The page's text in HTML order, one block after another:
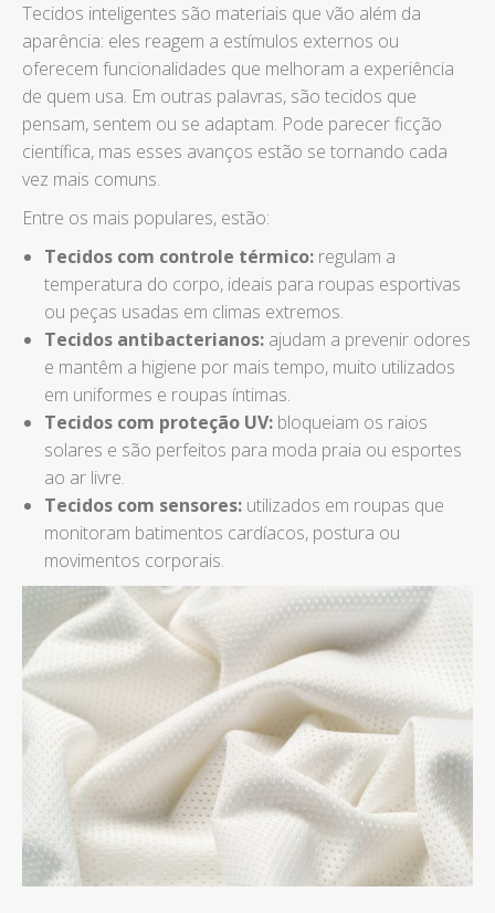
Tecidos inteligentes são materiais que vão além da
aparência: eles reagem a estímulos externos ou
oferecem funcionalidades que melhoram a experiência
de quem usa. Em outras palavras, são tecidos que
pensam, sentem ou se adaptam. Pode parecer ficção
científica, mas esses avanços estão se tornando cada
vez mais comuns.
Entre os mais populares, estão:
Tecidos com controle térmico: regulam a
temperatura do corpo, ideais para roupas esportivas
ou peças usadas em climas extremos.
Tecidos antibacterianos: ajudam a prevenir odores
e mantêm a higiene por mais tempo, muito utilizados
em uniformes e roupas íntimas.
Tecidos com proteção UV: bloqueiam os raios
solares e são perfeitos para moda praia ou esportes
ao ar livre.
Tecidos com sensores: utilizados em roupas que
monitoram batimentos cardíacos, postura ou
movimentos corporais.